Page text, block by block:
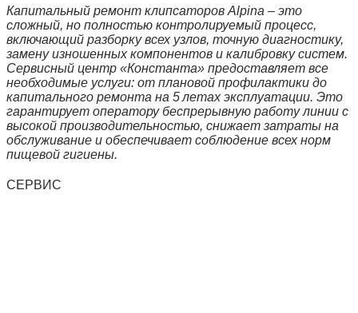
Капитальный ремонт клипсаторов Alpina – это
сложный, но полностью контролируемый процесс,
включающий разборку всех узлов, точную диагностику,
замену изношенных компонентов и калибровку систем.
Сервисный центр «Константа» предоставляет все
необходимые услуги: от плановой профилактики до
капитального ремонта на 5 летах эксплуатации. Это
гарантирует оператору беспрерывную работу линии с
высокой производительностью, снижает затраты на
обслуживание и обеспечивает соблюдение всех норм
пищевой гигиены.
СЕРВИС